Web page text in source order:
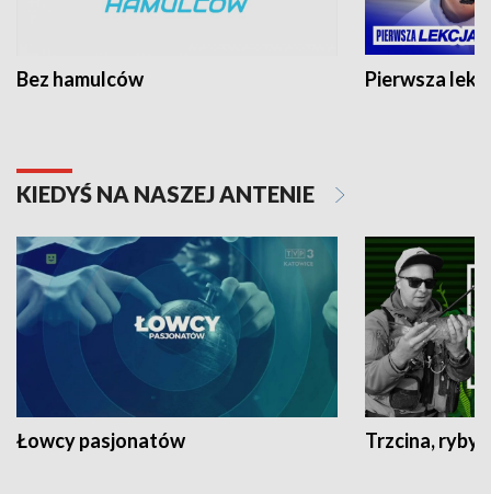
Bez hamulców Pierwsza
KIEDYŚ NA NASZEJ ANTENIE
Łowcy pasjonatów Trzcina, ryby